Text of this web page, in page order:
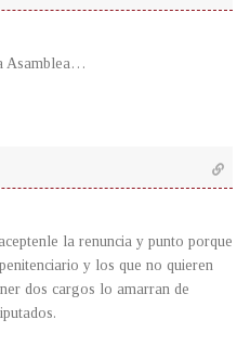
Asamblea…
la renuncia y punto porque
y los que no quieren
dos cargos lo amarran de